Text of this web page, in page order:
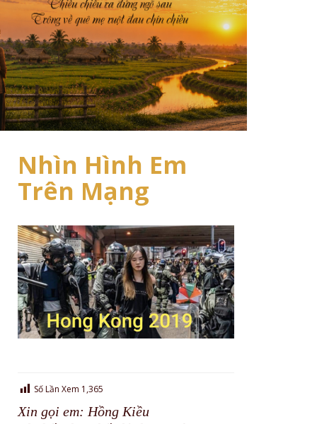
Nhìn Hình Em
Trên Mạng
Số Lần Xem 1,365
Xin gọi em: Hồng Kiều